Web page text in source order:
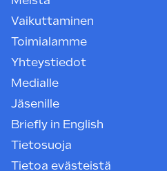
Vaikuttaminen
Toimialamme
Yhteystiedot
Medialle
Jäsenille
Briefly in English
Tietosuoja
Tietoa evästeistä